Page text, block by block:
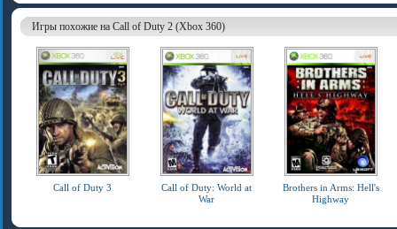
Игры похожие на Call of Duty 2 (Xbox 360)
Call of Duty 3
Call of Duty: World at
War
Brothers in Arms: Hell's
Highway